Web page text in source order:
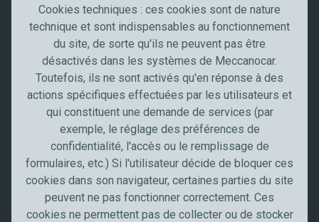
f
a
t
Contacts
Secteurs professionnels
Secteur de l'automobile
Truck, transport et poids lourds
Artisans et PME
Industrie
Meccanocar France
Qui sommes nous
Cookies techniques : ces cookies sont de nature
technique et sont indispensables au fonctionnement
du site, de sorte qu'ils ne peuvent pas être
désactivés dans les systèmes de Meccanocar.
Toutefois, ils ne sont activés qu'en réponse à des
actions spécifiques effectuées par les utilisateurs et
qui constituent une demande de services (par
exemple, le réglage des préférences de
confidentialité, l'accès ou le remplissage de
formulaires, etc.) Si l'utilisateur décide de bloquer ces
cookies dans son navigateur, certaines parties du site
peuvent ne pas fonctionner correctement. Ces
cookies ne permettent pas de collecter ou de stocker